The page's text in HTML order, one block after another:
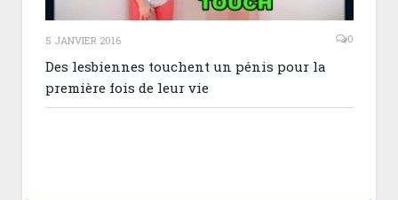
5 JANVIER 2016 0
Des lesbiennes touchent un pénis pour la
première fois de leur vie